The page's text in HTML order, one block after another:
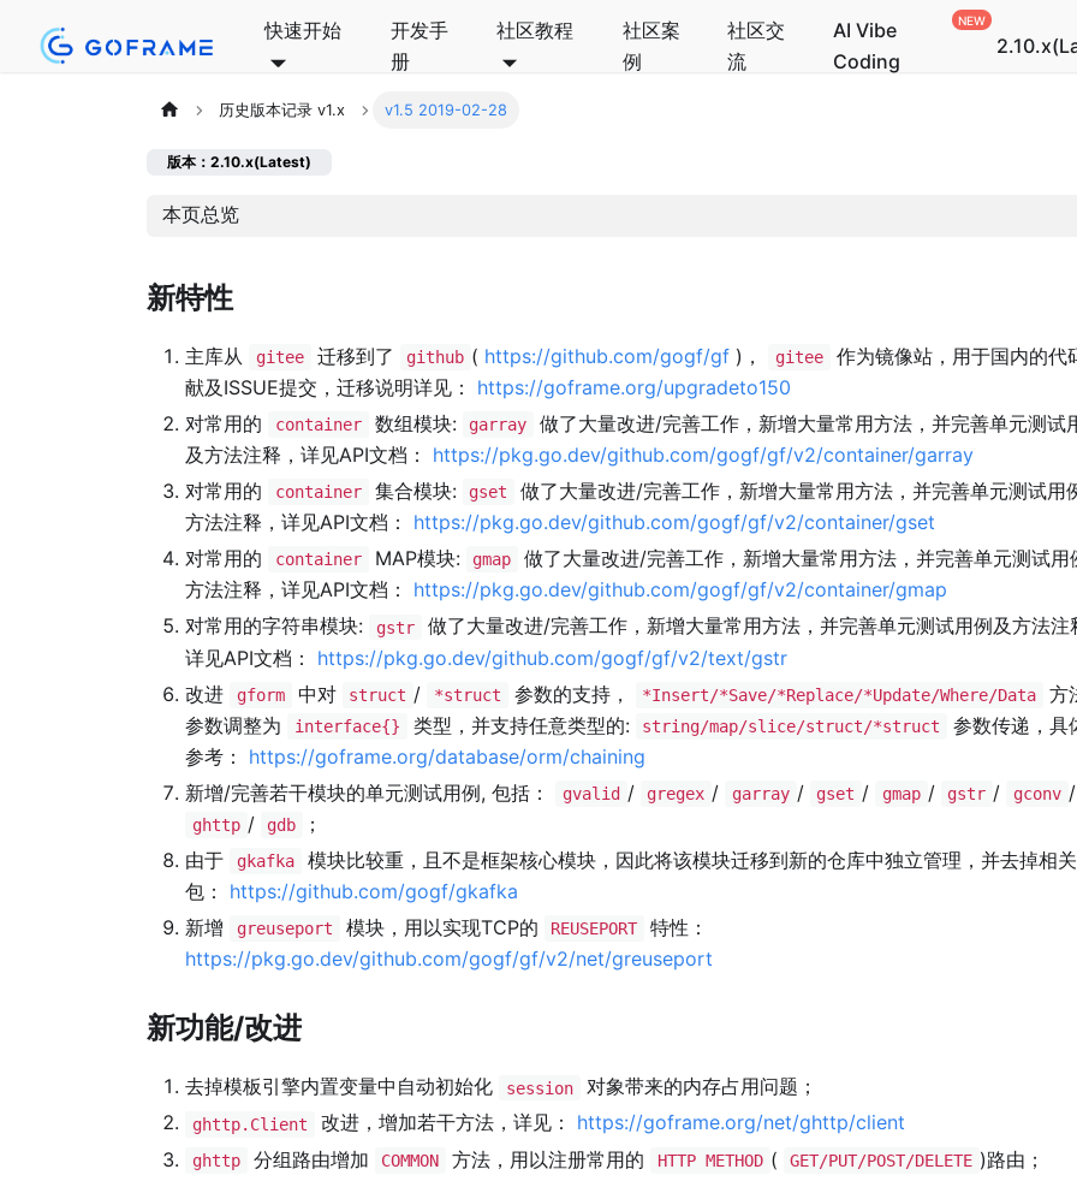
快速开始
开发手
册
社区教程
社区案
例
社区交
流
AI Vibe
Coding
历史版本记录 v1.x v1.5 2019-02-28
版本：2.10.x(Latest)
本页总览
新特性
主库从 gitee 迁移到了 github ( https://github.com/gogf/gf )， gitee
作为镜像站，用于国内的代
献及ISSUE提交，迁移说明详见： https://goframe.org/upgradeto150
对常用的
container 数组模块: garray
做了大量改进/完善工作，新增大量常用方法，并完善单元测试
及方法注释，详见API文档： https://pkg.go.dev/github.com/gogf/gf/v2/container/garray
对常用的
container 集合模块: gset
做了大量改进/完善工作，新增大量常用方法，并完善单元测试用
方法注释，详见API文档： https://pkg.go.dev/github.com/gogf/gf/v2/container/gset
对常用的
container MAP模块: gmap
做了大量改进/完善工作，新增大量常用方法，并完善单元测试用
方法注释，详见API文档： https://pkg.go.dev/github.com/gogf/gf/v2/container/gmap
对常用的字符串模块:
gstr
做了大量改进/完善工作，新增大量常用方法，并完善单元测试用例及方法注
详见API文档： https://pkg.go.dev/github.com/gogf/gf/v2/text/gstr
改进
gform 中对 struct / *struct 参数的支持， *Insert/*Save/*Replace/*Update/Where/Data
方
参数调整为
interface{} 类型，并支持任意类型的: string/map/slice/struct/*struct
参数传递，具
参考： https://goframe.org/database/orm/chaining
新增/完善若干模块的单元测试用例, 包括：
gvalid / gregex / garray / gset / gmap / gstr / gconv /
ghttp / gdb
；
由于
gkafka
模块比较重，且不是框架核心模块，因此将该模块迁移到新的仓库中独立管理，并去掉相
包： https://github.com/gogf/gkafka
新增
greuseport 模块，用以实现TCP的 REUSEPORT
特性：
https://pkg.go.dev/github.com/gogf/gf/v2/net/greuseport
新功能/改进
去掉模板引擎内置变量中自动初始化 session 对象带来的内存占用问题；
ghttp.Client 改进，增加若干方法，详见： https://goframe.org/net/ghttp/client
ghttp 分组路由增加 COMMON 方法，用以注册常用的 HTTP METHOD ( GET/PUT/POST/DELETE )路由；